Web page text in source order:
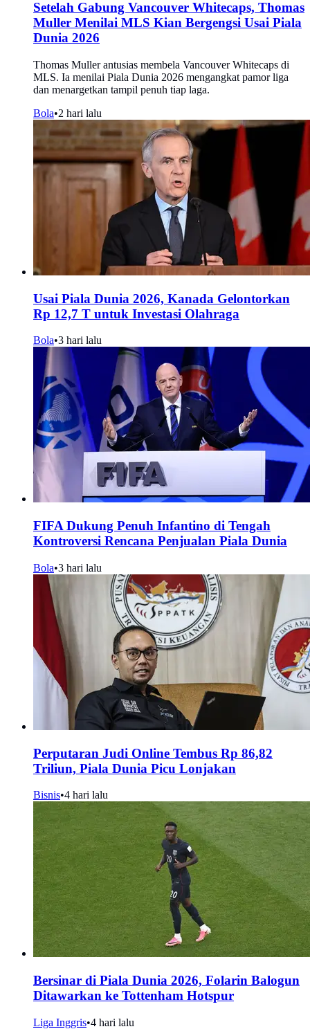
Setelah Gabung Vancouver Whitecaps, Thomas
Muller Menilai MLS Kian Bergengsi Usai Piala
Dunia 2026
Thomas Muller antusias membela Vancouver Whitecaps di
MLS. Ia menilai Piala Dunia 2026 mengangkat pamor liga
dan menargetkan tampil penuh tiap laga.
Bola•2 hari lalu
Usai Piala Dunia 2026, Kanada Gelontorkan
Rp 12,7 T untuk Investasi Olahraga
Bola•3 hari lalu
FIFA Dukung Penuh Infantino di Tengah
Kontroversi Rencana Penjualan Piala Dunia
Bola•3 hari lalu
Perputaran Judi Online Tembus Rp 86,82
Triliun, Piala Dunia Picu Lonjakan
Bisnis•4 hari lalu
Bersinar di Piala Dunia 2026, Folarin Balogun
Ditawarkan ke Tottenham Hotspur
Liga Inggris•4 hari lalu